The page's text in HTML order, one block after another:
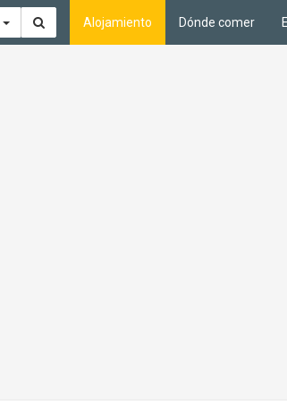
Alojamiento Dónde comer